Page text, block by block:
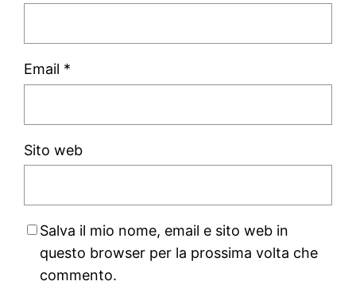
Email *
Sito web
Salva il mio nome, email e sito web in
questo browser per la prossima volta che
commento.